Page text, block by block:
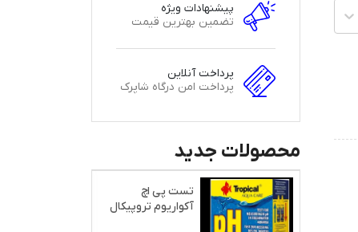
پیشنهادات ویژه
تضمین بهترین قیمت
پرداخت آنلاین
پرداخت امن درگاه شاپرک
محصولات جدید
تست پی اچ
آکواریوم تروپیکال